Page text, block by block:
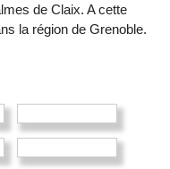
de Claix. A cette
la région de Grenoble.